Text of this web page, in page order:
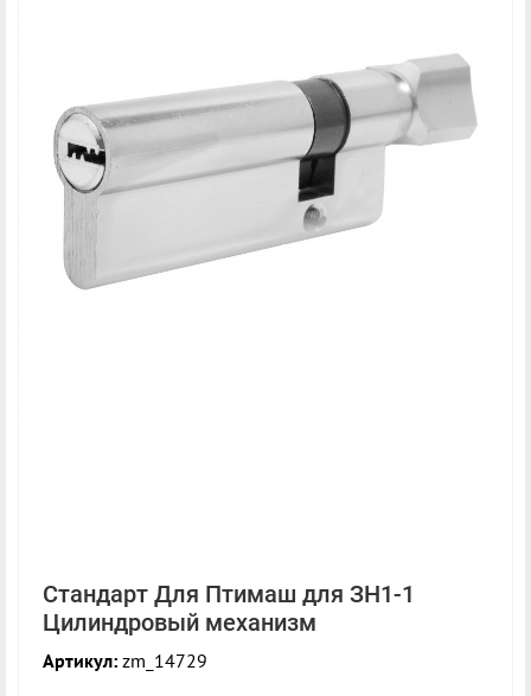
Стандарт Для Птимаш для ЗН1-1
Цилиндровый механизм
Артикул: zm_14729